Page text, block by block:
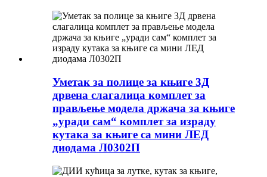
Уметак за полице за књиге 3Д
дрвена слагалица комплет за
прављење модела држача за књиге
„уради сам“ комплет за израду
кутака за књиге са мини ЛЕД
диодама Л0302П